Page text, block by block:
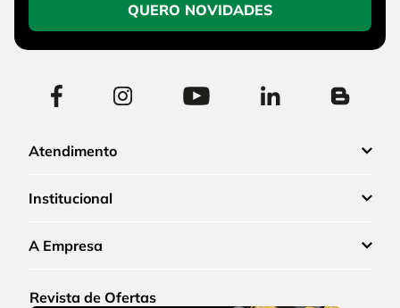
QUERO NOVIDADES
Atendimento
Institucional
A Empresa
Revista de Ofertas